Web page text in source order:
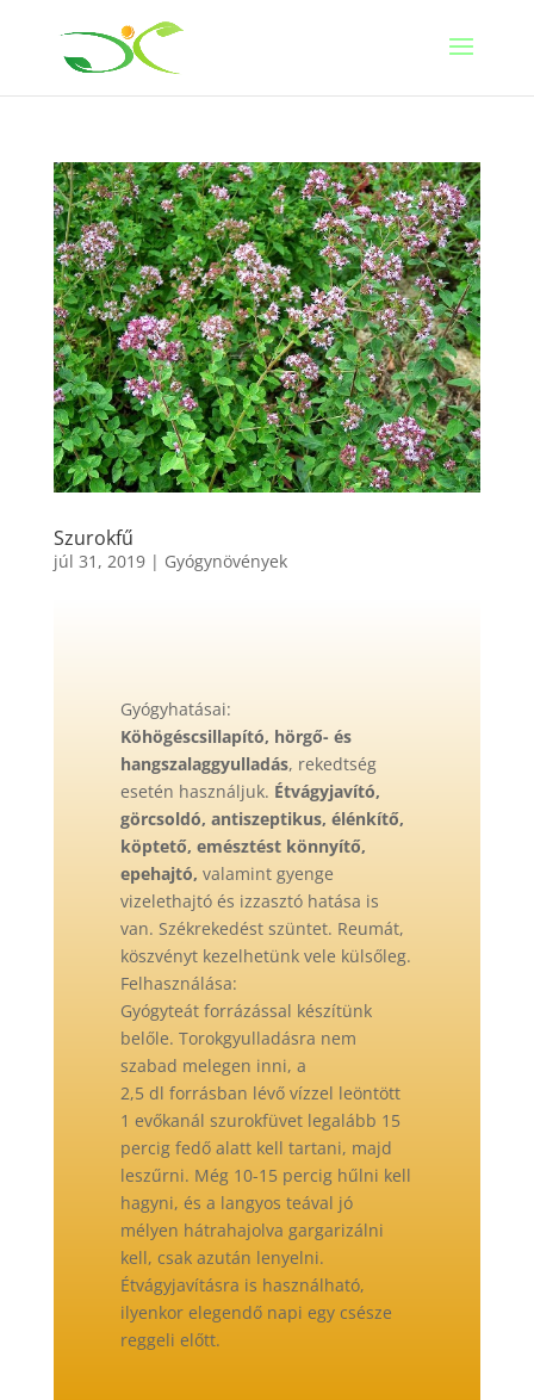
Szurokfű
júl 31, 2019| Gyógynövények
Gyógyhatásai:
Köhögéscsillapító, hörgő- és
hangszalaggyulladás, rekedtség
esetén használjuk. Étvágyjavító,
görcsoldó, antiszeptikus, élénkítő,
köptető, emésztést könnyítő,
epehajtó, valamint gyenge
vizelethajtó és izzasztó hatása is
van. Székrekedést szüntet. Reumát,
köszvényt kezelhetünk vele külsőleg.
Felhasználása:
Gyógyteát forrázással készítünk
belőle. Torokgyulladásra nem
szabad melegen inni, a
2,5 dl forrásban lévő vízzel leöntött
1 evőkanál szurokfüvet legalább 15
percig fedő alatt kell tartani, majd
leszűrni. Még 10-15 percig hűlni kell
hagyni, és a langyos teával jó
mélyen hátrahajolva gargarizálni
kell, csak azután lenyelni.
Étvágyjavításra is használható,
ilyenkor elegendő napi egy csésze
reggeli előtt.